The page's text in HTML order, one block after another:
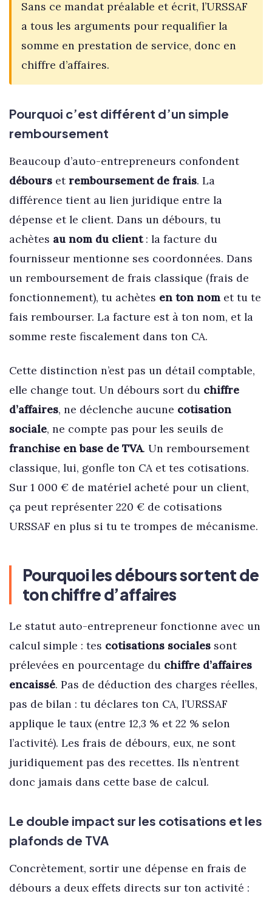
Sans ce mandat préalable et écrit, l’URSSAF
a tous les arguments pour requalifier la
somme en prestation de service, donc en
chiffre d’affaires.
Pourquoi c’est différent d’un simple
remboursement
Beaucoup d’auto-entrepreneurs confondent
débourset remboursement de frais. La
différence tient au lien juridique entre la
dépense et le client. Dans un débours, tu
achètes au nom du client: la facture du
fournisseur mentionne ses coordonnées. Dans
un remboursement de frais classique (frais de
fonctionnement), tu achètes en ton nomet tu te
fais rembourser. La facture est à ton nom, et la
somme reste fiscalement dans ton CA.
Cette distinction n’est pas un détail comptable,
elle change tout. Un débours sort du chiffre
d’affaires, ne déclenche aucune cotisation
sociale, ne compte pas pour les seuils de
franchise en base de TVA. Un remboursement
classique, lui, gonfle ton CA et tes cotisations.
Sur 1 000 € de matériel acheté pour un client,
ça peut représenter 220 € de cotisations
URSSAF en plus si tu te trompes de mécanisme.
Pourquoi les débours sortent de
ton chiffre d’affaires
Le statut auto-entrepreneur fonctionne avec un
calcul simple : tes cotisations socialessont
prélevées en pourcentage du chiffre d’affaires
encaissé. Pas de déduction des charges réelles,
pas de bilan : tu déclares ton CA, l’URSSAF
applique le taux (entre 12,3 % et 22 % selon
l’activité). Les frais de débours, eux, ne sont
juridiquement pas des recettes. Ils n’entrent
donc jamais dans cette base de calcul.
Le double impact sur les cotisations et les
plafonds de TVA
Concrètement, sortir une dépense en frais de
débours a deux effets directs sur ton activité :